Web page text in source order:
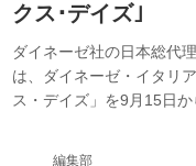
クス･デイズ｣
ダイネーゼ社の日本総代
は、ダイネーゼ・イタリ
ス・デイズ」を9月15日か
編集部